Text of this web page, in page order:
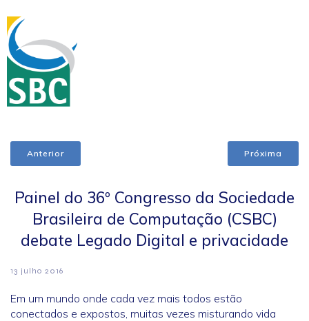
Anterior Próxima
Painel do 36º Congresso da Sociedade
Brasileira de Computação (CSBC)
debate Legado Digital e privacidade
13 julho 2016
Em um mundo onde cada vez mais todos estão
conectados e expostos, muitas vezes misturando vida